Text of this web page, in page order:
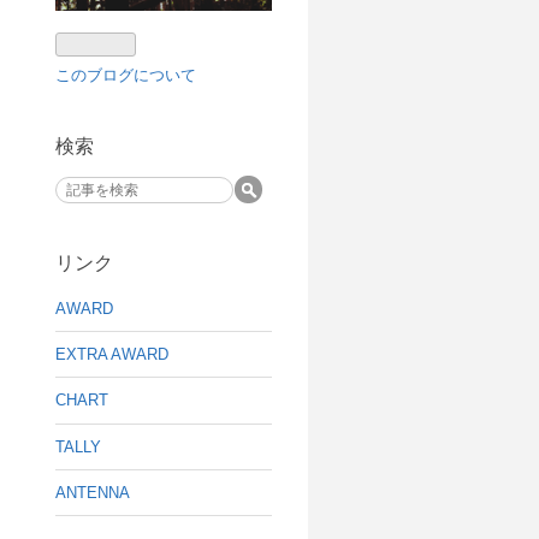
このブログについて
検索
リンク
AWARD
EXTRA AWARD
CHART
TALLY
ANTENNA